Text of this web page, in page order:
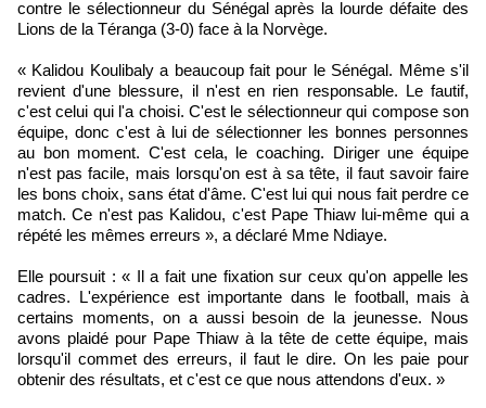
contre le sélectionneur du Sénégal après la lourde défaite des
Lions de la Téranga (3-0) face à la Norvège.
« Kalidou Koulibaly a beaucoup fait pour le Sénégal. Même s'il
revient d'une blessure, il n'est en rien responsable. Le fautif,
c'est celui qui l'a choisi. C'est le sélectionneur qui compose son
équipe, donc c'est à lui de sélectionner les bonnes personnes
au bon moment. C'est cela, le coaching. Diriger une équipe
n'est pas facile, mais lorsqu'on est à sa tête, il faut savoir faire
les bons choix, sans état d'âme. C'est lui qui nous fait perdre ce
match. Ce n'est pas Kalidou, c'est Pape Thiaw lui-même qui a
répété les mêmes erreurs », a déclaré Mme Ndiaye.
Elle poursuit : « Il a fait une fixation sur ceux qu'on appelle les
cadres. L'expérience est importante dans le football, mais à
certains moments, on a aussi besoin de la jeunesse. Nous
avons plaidé pour Pape Thiaw à la tête de cette équipe, mais
lorsqu'il commet des erreurs, il faut le dire. On les paie pour
obtenir des résultats, et c'est ce que nous attendons d'eux. »